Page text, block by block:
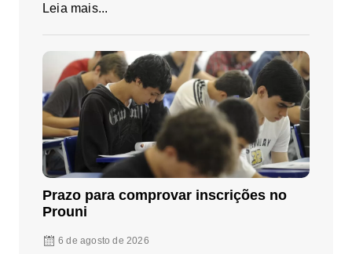
Leia mais...
Prazo para comprovar inscrições no
Prouni
6 de agosto de 2026